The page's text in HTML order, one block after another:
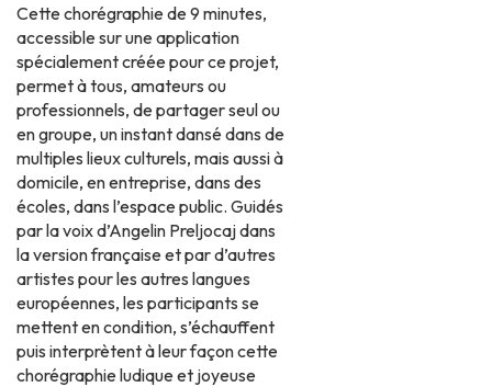
Cette chorégraphie de 9 minutes,
accessible sur une application
spécialement créée pour ce projet,
permet à tous, amateurs ou
professionnels, de partager seul ou
en groupe, un instant dansé dans de
multiples lieux culturels, mais aussi à
domicile, en entreprise, dans des
écoles, dans l’espace public. Guidés
par la voix d’Angelin Preljocaj dans
la version française et par d’autres
artistes pour les autres langues
européennes, les participants se
mettent en condition, s’échauffent
puis interprètent à leur façon cette
chorégraphie ludique et joyeuse